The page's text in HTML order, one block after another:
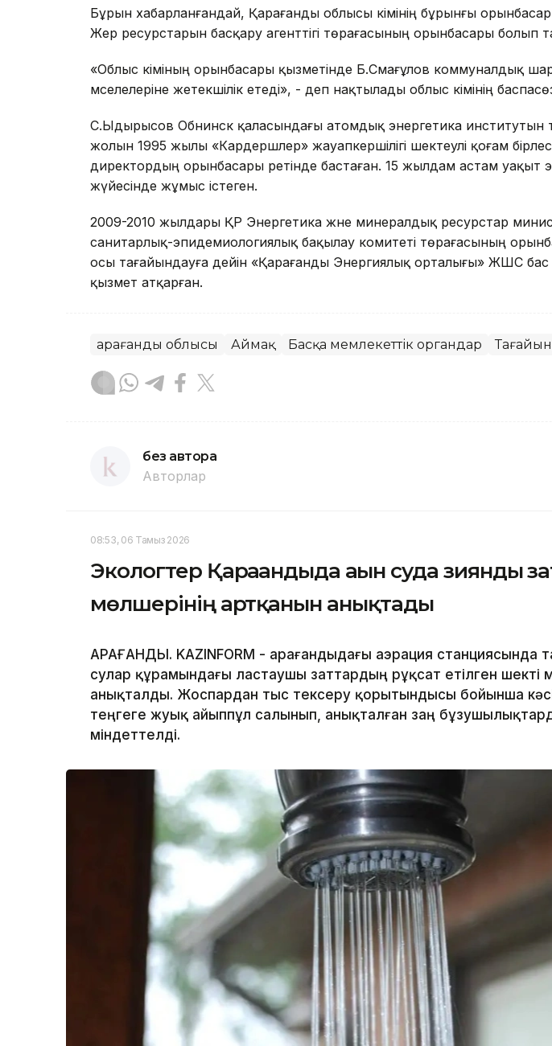
Бұрын хабарланғандай, Қарағанды облысы әкімінің бұрынғы
Жер ресурстарын басқару агенттігі төрағасының орынбасары болып
«Облыс әкіміның орынбасары қызметінде Б.Смағұлов коммуналдық
мәселелеріне жетекшілік етеді», - деп нақтылады облыс әкімінің
С.Ыдырысов Обнинск қаласындағы атомдық энергетика институтын
жолын 1995 жылы «Кардершлер» жауапкершілігі шектеулі қоғам
директордың орынбасары ретінде бастаған. 15 жылдам астам уақыт
жүйесінде жұмыс істеген.
2009-2010 жылдары ҚР Энергетика және минералдық ресурстар
санитарлық-эпидемиологиялық бақылау комитеті төрағасының
осы тағайындауға дейін «Қарағанды Энергиялық орталығы» ЖШС
қызмет атқарған.
Қарағанды облысы Аймақ Басқа мемлекеттік органдар
без автора
Авторлар
08:53, 06 Тамыз 2026
Экологтер Қарағандыда ағын суда зиянды
мөлшерінің артқанын анықтады
ҚАРАҒАНДЫ. KAZINFORM - Қарағандыдағы аэрация станциясында
сулар құрамындағы ластаушы заттардың рұқсат етілген шекті
анықталды. Жоспардан тыс тексеру қорытындысы бойынша
теңгеге жуық айыппұл салынып, анықталған заң
міндеттелді.